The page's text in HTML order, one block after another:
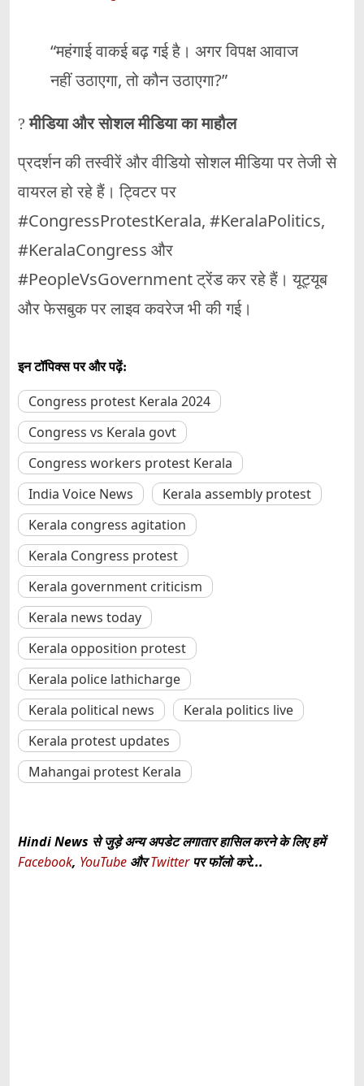
“महंगाई वाकई बढ़ गई है। अगर विपक्ष आवाज
नहीं उठाएगा, तो कौन उठाएगा?”
?मीडिया और सोशल मीडिया का माहौल
प्रदर्शन की तस्वीरें और वीडियो सोशल मीडिया पर तेजी से
वायरल हो रहे हैं। ट्विटर पर
#CongressProtestKerala, #KeralaPolitics,
#KeralaCongress और
#PeopleVsGovernment ट्रेंड कर रहे हैं। यूट्यूब
और फेसबुक पर लाइव कवरेज भी की गई।
इन टॉपिक्स पर और पढ़ें:
Congress protest Kerala 2024
Congress vs Kerala govt
Congress workers protest Kerala
India Voice News
Kerala assembly protest
Kerala congress agitation
Kerala Congress protest
Kerala government criticism
Kerala news today
Kerala opposition protest
Kerala police lathicharge
Kerala political news
Kerala politics live
Kerala protest updates
Mahangai protest Kerala
Hindi News से जुड़े अन्य अपडेट लगातार हासिल करने के लिए हमें
Facebook, YouTube औरTwitterपर फॉलो करे...